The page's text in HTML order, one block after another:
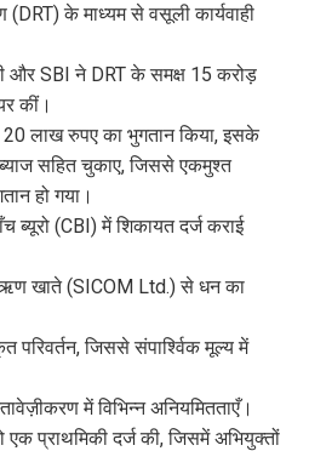
के माध्यम से वसूली कार्यवाही
और SBI ने DRT के समक्ष 15 करोड़
कीं।
लाख रुपए का भुगतान किया, इसके
सहित चुकाए, जिससे एकमुश्त
हो गया।
ब्यूरो (CBI) में शिकायत दर्ज कराई
खाते (SICOM Ltd.) से धन का
जिससे संपार्श्विक मूल्य में
में विभिन्न अनियमितताएँ।
प्राथमिकी दर्ज की, जिसमें अभियुक्तों